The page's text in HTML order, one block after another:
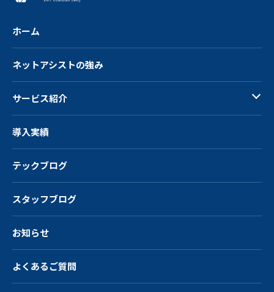
ホーム
ネットアシストの強み
サービス紹介
導入実績
テックブログ
スタッフブログ
お知らせ
よくあるご質問